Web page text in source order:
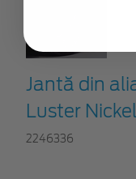
Jantă din
Luster Nickel
2246336